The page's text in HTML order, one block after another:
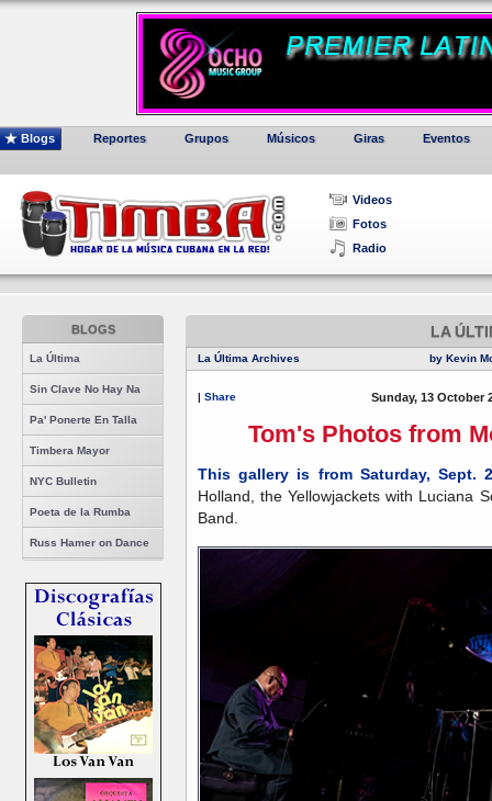
Blogs Reportes Grupos Músicos Giras Eventos
Videos
Fotos
Radio
BLOGS
La Última
Sin Clave No Hay Na
Pa' Ponerte En Talla
Timbera Mayor
NYC Bulletin
Poeta de la Rumba
Russ Hamer on Dance
LA
La Última Archives by Kevin
| Share Sunday, 13 October
Tom's Photos from
This gallery is from Saturday, Sept.
Holland, the Yellowjackets with Luciana
Band.